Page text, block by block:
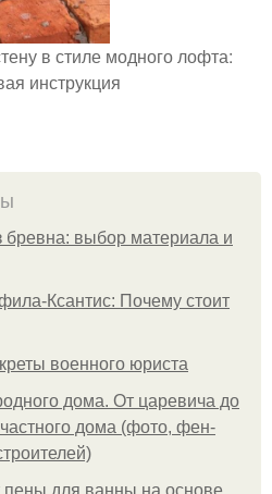
в стиле модного лофта:
инструкция
бревна: выбор материала и
Ксантис: Почему стоит
военного юриста
дома. От царевича до
дома (фото, фен-
пены для ванны на основе